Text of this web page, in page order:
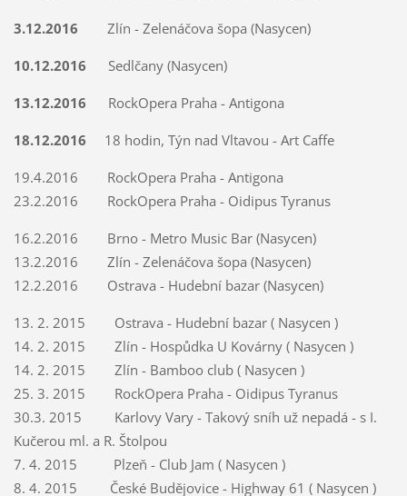
3.12.2016 Zlín - Zelenáčova šopa (Nasycen)
10.12.2016 Sedlčany (Nasycen)
13.12.2016 RockOpera Praha - Antigona
18.12.2016 18 hodin, Týn nad Vltavou - Art Caffe
19.4.2016 RockOpera Praha - Antigona
23.2.2016 RockOpera Praha - Oidipus Tyranus
16.2.2016 Brno - Metro Music Bar (Nasycen)
13.2.2016 Zlín - Zelenáčova šopa (Nasycen)
12.2.2016 Ostrava - Hudební bazar (Nasycen)
13. 2. 2015 Ostrava - Hudební bazar ( Nasycen )
14. 2. 2015 Zlín - Hospůdka U Kovárny ( Nasycen )
14. 2. 2015 Zlín - Bamboo club ( Nasycen )
25. 3. 2015 RockOpera Praha - Oidipus Tyranus
30.3. 2015 Karlovy Vary - Takový sníh už nepadá - s I.
Kučerou ml. a R. Štolpou
7. 4. 2015 Plzeň - Club Jam ( Nasycen )
8. 4. 2015 České Budějovice - Highway 61 ( Nasycen )